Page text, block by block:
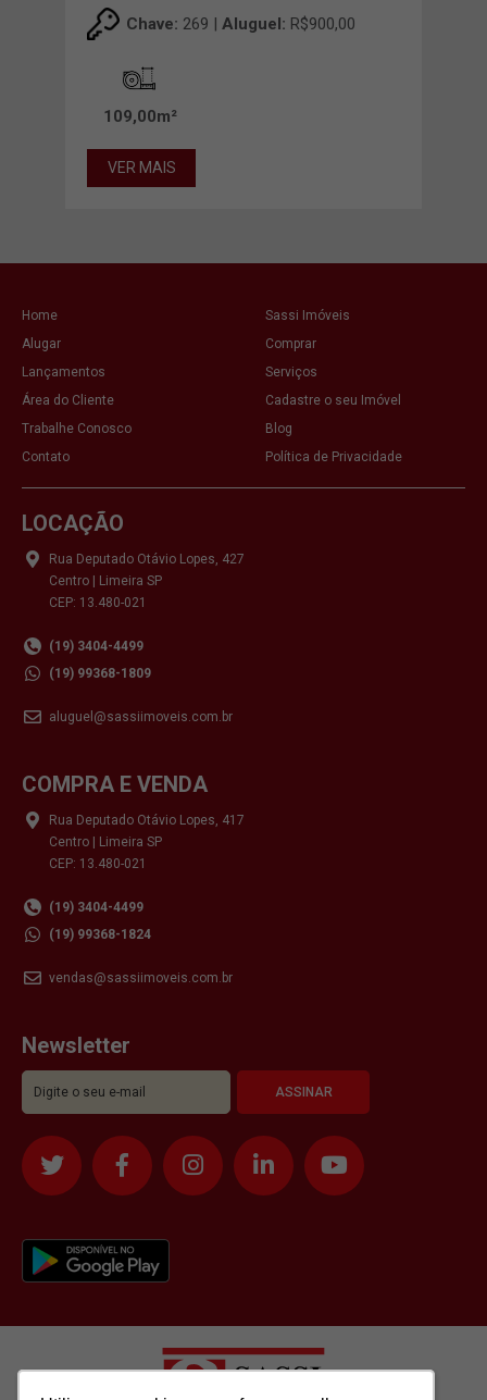
Chave: 269 | Aluguel: R$900,00
109,00m²
VER MAIS
Home
Sassi Imóveis
Alugar
Comprar
Lançamentos
Serviços
Área do Cliente
Cadastre o seu Imóvel
Trabalhe Conosco
Blog
Contato
Política de Privacidade
LOCAÇÃO
Rua Deputado Otávio Lopes, 427
Centro | Limeira SP
CEP: 13.480-021
(19) 3404-4499
(19) 99368-1809
aluguel@sassiimoveis.com.br
COMPRA E VENDA
Rua Deputado Otávio Lopes, 417
Centro | Limeira SP
CEP: 13.480-021
(19) 3404-4499
(19) 99368-1824
vendas@sassiimoveis.com.br
Newsletter